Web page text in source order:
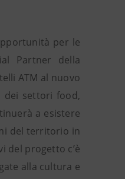
per le
Partner della
ATM al nuovo
dei settori food,
a esistere
del territorio in
del progetto c’è
alla cultura e